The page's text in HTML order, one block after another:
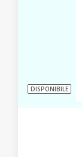
DISPONIBILE